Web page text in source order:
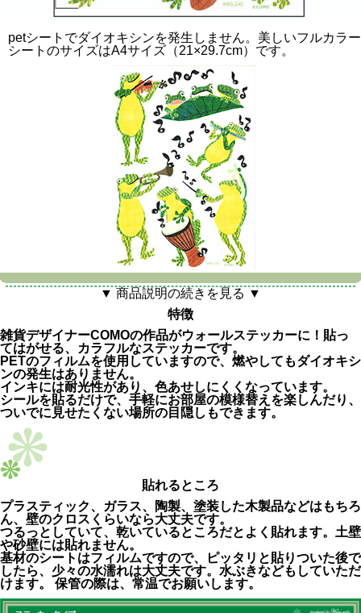
petシートでダイオキシンを発生しません。美しいフルカラ
シートのサイズはA4サイズ（21×29.7cm）です。
▼ 商品説明の続きを見る ▼
特徴
雑貨デザイナーCOMOの作品がウォールステッカーに！貼っ
てはがせる、カラフルなステッカーです。
PETのフィルムを使用していますので、燃やしてもダイオキシ
ンの発生はありません。
インキには耐光性があり、色あせしにくくなっています。
シールを貼るだけで、手軽にお部屋の模様替えを楽しんだり、
ついでに見せたくない場所の目隠しもできます。
貼れるところ
プラスティック、ガラス、陶製、塗装した木製品などはもちろ
ん、壁のクロスくらいなら大丈夫です。
つるっとしていて、乾いているところだとよく貼れます。土壁
や砂壁には貼れません。
基材のシートはフィルムですので、ピッタリと貼りついた後で
したら、少々の水濡れは大丈夫です。水ぶきなどもしていただ
けます。 保管の際は、常温でお願いします。